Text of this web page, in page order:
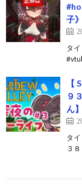
子》
タ
【
９
ん
タ
３